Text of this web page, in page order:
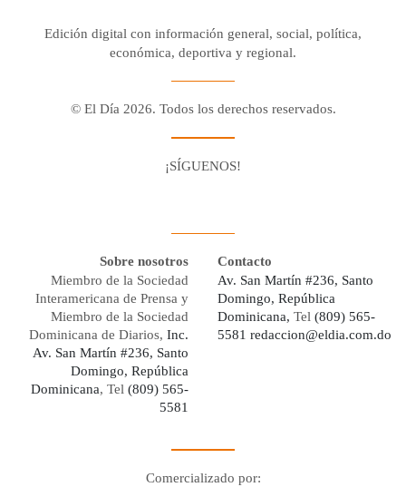
Edición digital con información general, social, política,
económica, deportiva y regional.
© El Día 2026. Todos los derechos reservados.
¡SÍGUENOS!
Sobre nosotros
Miembro de la Sociedad
Interamericana de Prensa y
Miembro de la Sociedad
Dominicana de Diarios, Inc.
Av. San Martín #236, Santo
Domingo, República
Dominicana, Tel (809) 565-
5581
Contacto
Av. San Martín #236, Santo
Domingo, República
Dominicana, Tel (809) 565-
5581 redaccion@eldia.com.do
Comercializado por: